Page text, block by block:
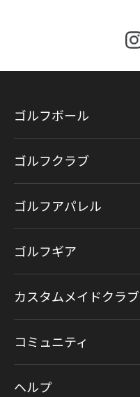
ゴルフボール
ゴルフクラブ
ゴルフアパレル
ゴルフギア
カスタムメイドクラブ
コミュニティ
ヘルプ